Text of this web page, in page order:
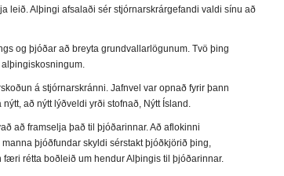
leið. Alþingi afsalaði sér stjórnarskrárgefandi valdi sínu að
og þjóðar að breyta grundvallarlögunum. Tvö þing
á stjórnarskránni. Jafnvel var opnað fyrir þann
að nýtt lýðveldi yrði stofnað, Nýtt Ísland.
að framselja það til þjóðarinnar. Að aflokinni
þjóðfundar skyldi sérstakt þjóðkjörið þing,
rétta boðleið um hendur Alþingis til þjóðarinnar.